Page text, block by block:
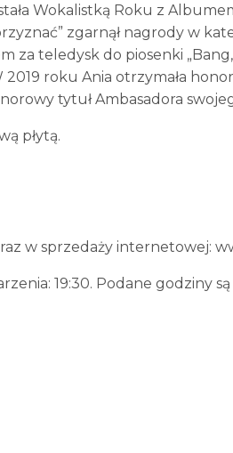
Wokalistką Roku z
zgarnął nagrody w
za teledysk do piosenki
roku Ania otrzymała
tytuł Ambasadora
płytą.
w sprzedaży internetowej:
19:30. Podane godziny